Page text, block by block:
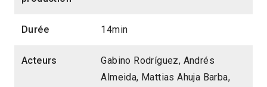
Durée 14min
Acteurs
Gabino Rodríguez, Andrés
Almeida, Mattias Ahuja Barba,